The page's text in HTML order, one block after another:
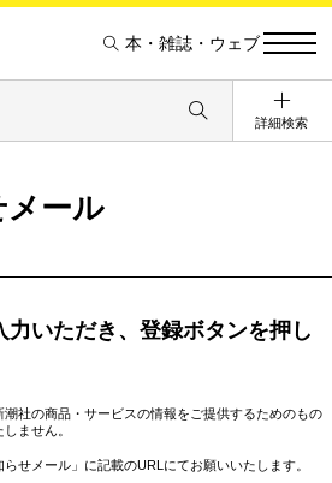
本・雑誌・ウェブ
詳細検索
メール
力いただき、登録ボタンを押し
社の商品・サービスの情報をご提供するためのもの
ません。
せメール」に記載のURLにてお願いいたします。